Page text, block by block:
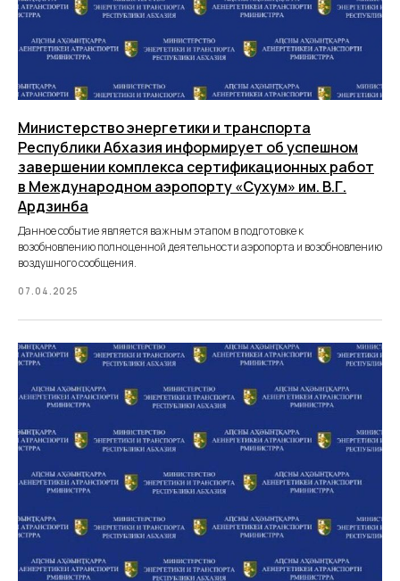
Министерство энергетики и транспорта
Республики Абхазия информирует об успешном
завершении комплекса сертификационных работ
в Международном аэропорту «Сухум» им. В.Г.
Ардзинба
Данное событие является важным этапом в подготовке к
возобновлению полноценной деятельности аэропорта и возобновлению
воздушного сообщения.
07.04.2025